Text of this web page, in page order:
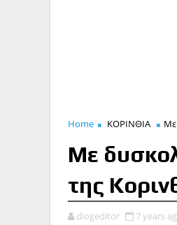
Home ΚΟΡΙΝΘΙΑ Με
Με
της
diogeditor 7 years